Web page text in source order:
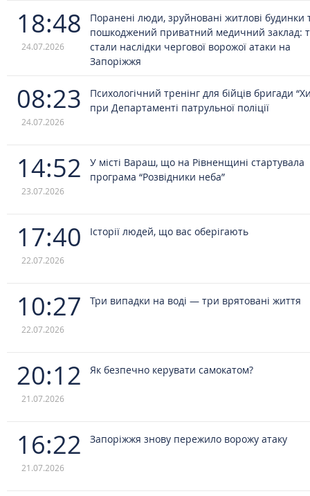
18:48
24.07.2026
Поранені люди, зруйновані житлові будинки
пошкоджений приватний медичний заклад:
стали наслідки чергової ворожої атаки на
Запоріжжя
08:23
24.07.2026
Психологічний тренінг для бійців бригади
при Департаменті патрульної поліції
14:52
23.07.2026
У місті Вараш, що на Рівненщині стартувала
програма “Розвідники неба”
17:40
22.07.2026
Історії людей, що вас оберігають
10:27
22.07.2026
Три випадки на воді — три врятовані життя
20:12
21.07.2026
Як безпечно керувати самокатом?
16:22
21.07.2026
Запоріжжя знову пережило ворожу атаку